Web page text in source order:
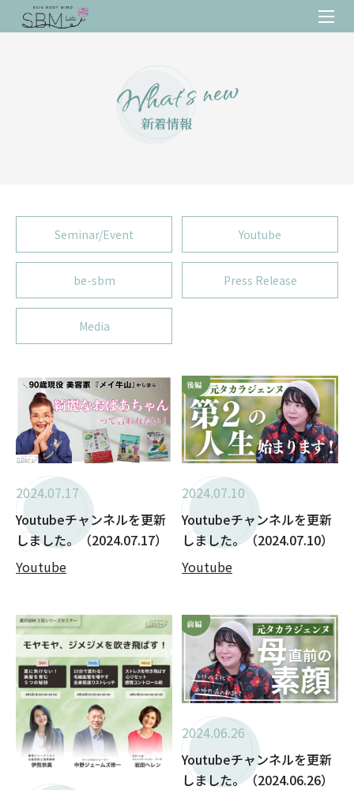
What’s new
新着情報
Seminar/Event Youtube
be-sbm Press Release
Media
2024.07.17
Youtubeチャンネルを更新
しました。（2024.07.17）
Youtube
2024.07.10
Youtubeチャンネルを更新
しました。（2024.07.10）
Youtube
2024.06.26
Youtubeチャンネルを更新
しました。（2024.06.26）